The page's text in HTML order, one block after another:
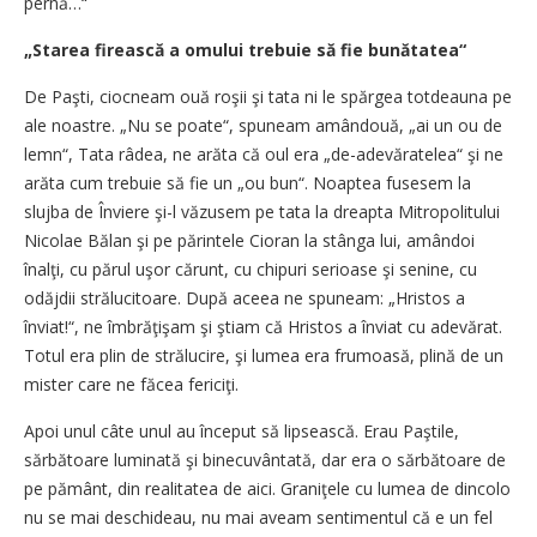
„Starea firească a omului trebuie să fie bunătatea“
De Paşti, ciocneam ouă roşii şi tata ni le spărgea totdeauna pe
ale noastre. „Nu se poate“, spuneam amândouă, „ai un ou de
lemn“, Tata râdea, ne arăta că oul era „de-adevăratelea“ şi ne
arăta cum trebuie să fie un „ou bun“. Noaptea fusesem la
slujba de Înviere şi-l văzusem pe tata la dreapta Mitropolitului
Nicolae Bălan şi pe părintele Cioran la stânga lui, amândoi
înalţi, cu părul uşor cărunt, cu chipuri serioase şi senine, cu
odăjdii strălucitoare. După aceea ne spuneam: „Hristos a
înviat!“, ne îmbrăţişam şi ştiam că Hristos a înviat cu adevărat.
Totul era plin de strălucire, şi lumea era frumoasă, plină de un
mister care ne făcea fericiţi.
Apoi unul câte unul au început să lipsească. Erau Paştile,
sărbătoare luminată şi binecuvântată, dar era o sărbătoare de
pe pământ, din realitatea de aici. Graniţele cu lumea de dincolo
nu se mai deschideau, nu mai aveam sentimentul că e un fel